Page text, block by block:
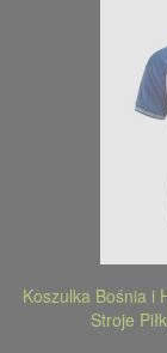
Koszulka Bośnia i
Stroje